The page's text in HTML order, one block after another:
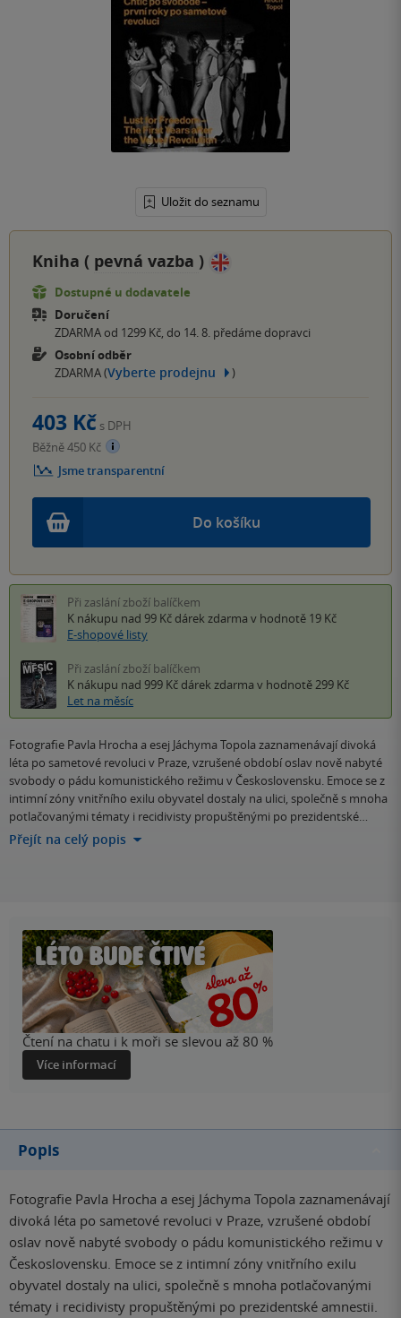
Uložit do seznamu
Kniha ( pevná vazba )
Dostupné u dodavatele
Doručení
ZDARMA od 1299 Kč, do 14. 8. předáme dopravci
Osobní odběr
ZDARMA (Vyberte prodejnu )
Do košíku
403 Kč s DPH
Běžně 450 Kč
Jsme transparentní
Při zaslání zboží balíčkem
K nákupu nad 99 Kč dárek zdarma v hodnotě 19 Kč
E-shopové listy
Při zaslání zboží balíčkem
K nákupu nad 999 Kč dárek zdarma v hodnotě 299 Kč
Let na měsíc
Fotografie Pavla Hrocha a esej Jáchyma Topola zaznamenávají divoká
léta po sametové revoluci v Praze, vzrušené období oslav nově nabyté
svobody o pádu komunistického režimu v Československu. Emoce se z
intimní zóny vnitřního exilu obyvatel dostaly na ulici, společně s mnoha
potlačovanými tématy i recidivisty propuštěnými po prezidentské…
Přejít na celý popis
Čtení na chatu i k moři se slevou až 80 %
Více informací
Popis
Fotografie Pavla Hrocha a esej Jáchyma Topola zaznamenávají
divoká léta po sametové revoluci v Praze, vzrušené období
oslav nově nabyté svobody o pádu komunistického režimu v
Československu. Emoce se z intimní zóny vnitřního exilu
obyvatel dostaly na ulici, společně s mnoha potlačovanými
tématy i recidivisty propuštěnými po prezidentské amnestii.